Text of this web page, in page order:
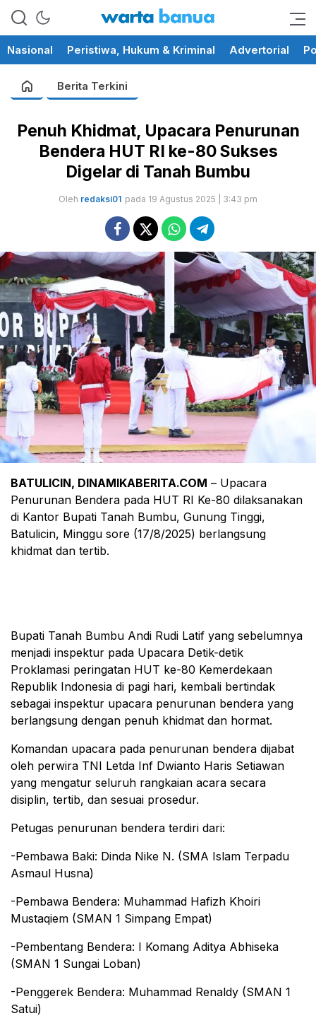
wartabanua.com
memberikan informasi yang
Nasional Peristiwa, Hukum & Kriminal Advertorial
Berita Terkini
Penuh Khidmat, Upacara Penurunan
Bendera HUT RI ke-80 Sukses
Digelar di Tanah Bumbu
Oleh redaksi01 pada 19 Agustus 2025 | 3:43 pm
BATULICIN, DINAMIKABERITA.COM – Upacara
Penurunan Bendera pada HUT RI Ke-80 dilaksanakan
di Kantor Bupati Tanah Bumbu, Gunung Tinggi,
Batulicin, Minggu sore (17/8/2025) berlangsung
khidmat dan tertib.
Bupati Tanah Bumbu Andi Rudi Latif yang sebelumnya
menjadi inspektur pada Upacara Detik-detik
Proklamasi peringatan HUT ke-80 Kemerdekaan
Republik Indonesia di pagi hari, kembali bertindak
sebagai inspektur upacara penurunan bendera yang
berlangsung dengan penuh khidmat dan hormat.
Komandan upacara pada penurunan bendera dijabat
oleh perwira TNI Letda Inf Dwianto Haris Setiawan
yang mengatur seluruh rangkaian acara secara
disiplin, tertib, dan sesuai prosedur.
Petugas penurunan bendera terdiri dari:
-Pembawa Baki: Dinda Nike N. (SMA Islam Terpadu
Asmaul Husna)
-Pembawa Bendera: Muhammad Hafizh Khoiri
Mustaqiem (SMAN 1 Simpang Empat)
-Pembentang Bendera: I Komang Aditya Abhiseka
(SMAN 1 Sungai Loban)
-Penggerek Bendera: Muhammad Renaldy (SMAN 1
Satui)